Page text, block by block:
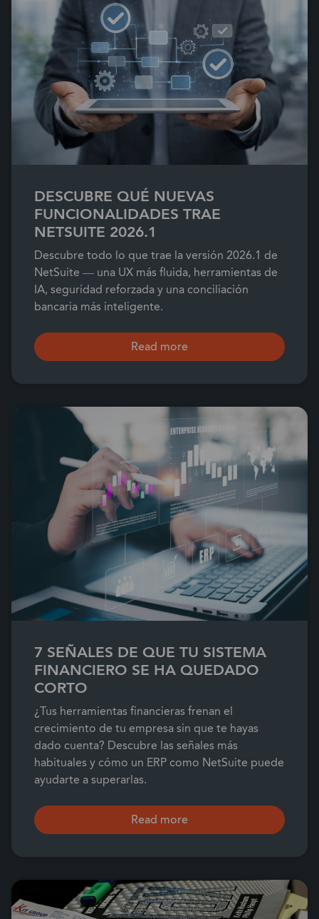
DESCUBRE QUÉ NUEVAS
FUNCIONALIDADES TRAE
NETSUITE 2026.1
Descubre todo lo que trae la versión 2026.1 de
NetSuite — una UX más fluida, herramientas de
IA, seguridad reforzada y una conciliación
bancaria más inteligente.
Read more
7 SEÑALES DE QUE TU SISTEMA
FINANCIERO SE HA QUEDADO
CORTO
¿Tus herramientas financieras frenan el
crecimiento de tu empresa sin que te hayas
dado cuenta? Descubre las señales más
habituales y cómo un ERP como NetSuite puede
ayudarte a superarlas.
Read more